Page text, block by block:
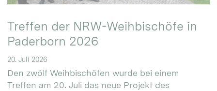
Treffen der NRW-Weihbischöfe in
Paderborn 2026
20. Juli 2026
Den zwölf Weihbischöfen wurde bei einem
Treffen am 20. Juli das neue Projekt des